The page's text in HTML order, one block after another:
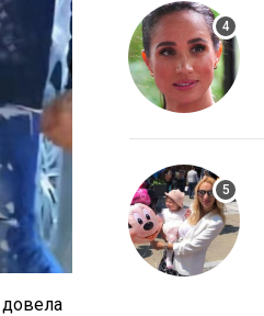
довела